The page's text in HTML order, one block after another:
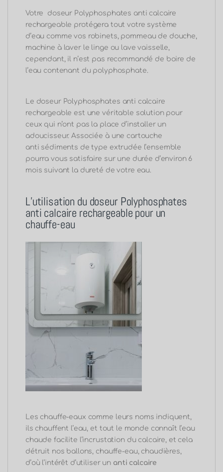
Votre
doseur Polyphosphates anti calcaire
rechargeable protégera tout votre système
d’eau comme vos robinets, pommeau de douche,
machine à laver le linge ou lave vaisselle,
cependant, il n’est pas recommandé de boire de
l’eau contenant du polyphosphate.
Le doseur Polyphosphates anti calcaire
rechargeable est une véritable solution pour
ceux qui n’ont pas la place d’installer un
adoucisseur. Associée à une cartouche
anti sédiments de type extrudée l’ensemble
pourra vous satisfaire sur une durée d’environ 6
mois suivant la dureté de votre eau.
L’utilisation du doseur Polyphosphates
anti calcaire rechargeable pour un
chauffe-eau
Les chauffe-eaux comme leurs noms indiquent,
ils chauffent l’eau, et tout le monde connaît l’eau
chaude facilite l’incrustation du calcaire, et cela
détruit nos ballons, chauffe-eau, chaudières,
d’où l’intérêt d’utiliser un anti calcaire